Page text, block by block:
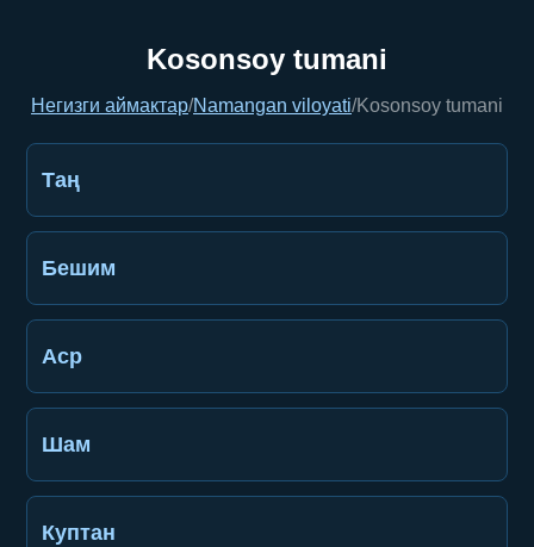
Kosonsoy tumani
Негизги аймактар/Namangan viloyati/Kosonsoy tumani
Таң
Бешим
Аср
Шам
Куптан